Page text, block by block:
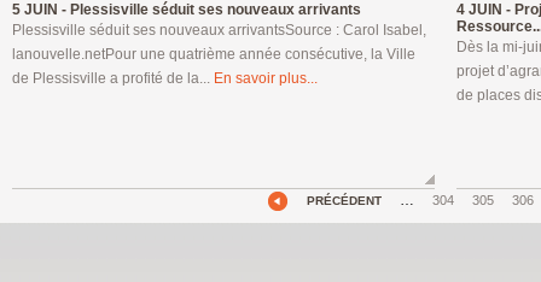
5 JUIN - Plessisville séduit ses nouveaux arrivants
Plessisville séduit ses nouveaux arrivantsSource : Carol Isabel,
lanouvelle.netPour une quatrième année consécutive, la Ville
de Plessisville a profité de la... En savoir plus...
4 JUIN -
Dès la mi-
projet
de places
PRÉCÉDENT … 304 305 306